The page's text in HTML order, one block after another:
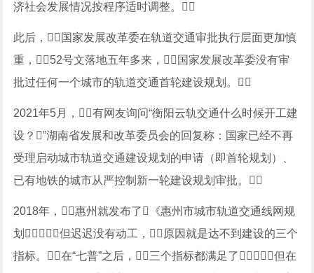
济社会发展情况按程序适时调整。
此后，国家发展改革委在轨道交通审批执行层面更加慎
重，52号文落地五年多来，国家发展改革委没有审
批过任何一个城市的轨道交通首轮建设规划。
2021年5月，有网友询问“衡阳云轨交通什么时候开工建
设？”湖南省发展和改革委员会的回复称：国家已经不再
受理启动城市轨道交通建设规划的申请（即首轮规划）、
已有地铁的城市从严控制新一轮建设规划审批。
2018年，惠州就发布了《惠州市城市轨道交通线网规
划》，但迟迟没有动工，原因就是达不到建设的三个
指标。在“七普”之后，三个指标都满足了，但在